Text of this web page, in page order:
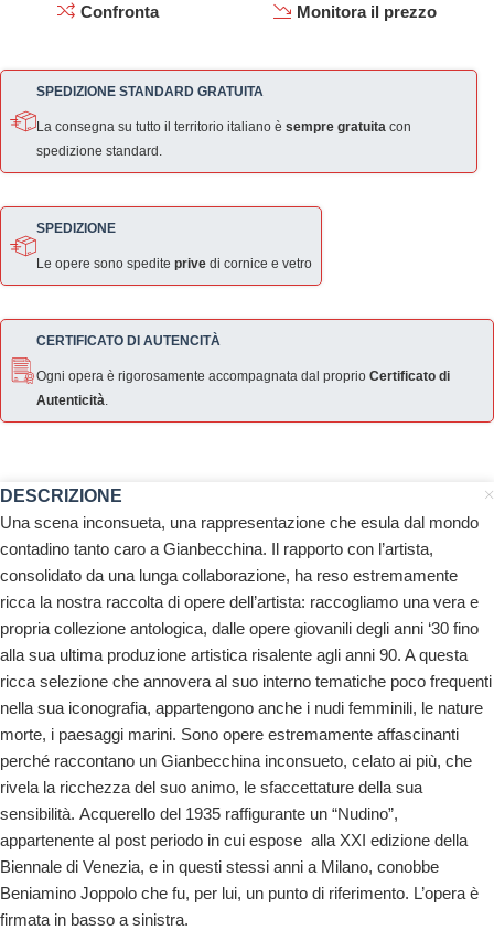
Confronta Monitora il prezzo
SPEDIZIONE STANDARD GRATUITA
La consegna su tutto il territorio italiano è sempre gratuita con
spedizione standard.
SPEDIZIONE
Le opere sono spedite prive di cornice e vetro
CERTIFICATO DI AUTENCITÀ
Ogni opera è rigorosamente accompagnata dal proprio Certificato di
Autenticità.
DESCRIZIONE
Una scena inconsueta, una rappresentazione che esula dal mondo
contadino tanto caro a Gianbecchina. Il rapporto con l’artista,
consolidato da una lunga collaborazione, ha reso estremamente
ricca la nostra raccolta di opere dell’artista: raccogliamo una vera e
propria collezione antologica, dalle opere giovanili degli anni ‘30 fino
alla sua ultima produzione artistica risalente agli anni 90. A questa
ricca selezione che annovera al suo interno tematiche poco frequenti
nella sua iconografia, appartengono anche i nudi femminili, le nature
morte, i paesaggi marini. Sono opere estremamente affascinanti
perché raccontano un Gianbecchina inconsueto, celato ai più, che
rivela la ricchezza del suo animo, le sfaccettature della sua
sensibilità. Acquerello del 1935 raffigurante un “Nudino”,
appartenente al post periodo in cui espose alla XXI edizione della
Biennale di Venezia, e in questi stessi anni a Milano, conobbe
Beniamino Joppolo che fu, per lui, un punto di riferimento. L’opera è
firmata in basso a sinistra.